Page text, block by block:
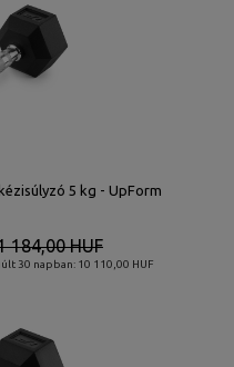
5 kg - UpForm
30 napban: 10 110,00 HUF
184,00 HUF